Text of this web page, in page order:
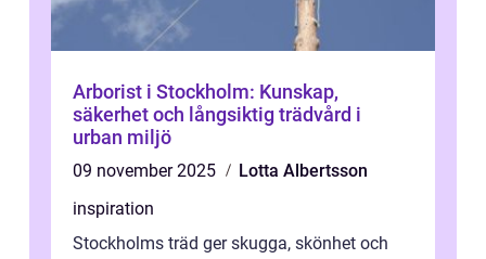
Arborist i Stockholm: Kunskap,
säkerhet och långsiktig trädvård i
urban miljö
09 november 2025
Lotta Albertsson
inspiration
Stockholms träd ger skugga, skönhet och